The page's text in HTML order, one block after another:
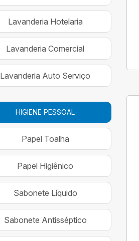
Lavanderia Hotelaria
Lavanderia Comercial
Lavanderia Auto Serviço
HIGIENE PESSOAL
Papel Toalha
Papel Higiênico
Sabonete Líquido
Sabonete Antisséptico